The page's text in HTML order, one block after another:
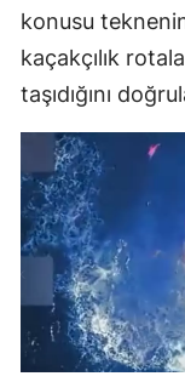
konusu
kaçakçılık
taşıdığını